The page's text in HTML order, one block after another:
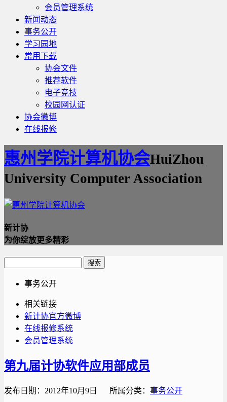
会员管理系统
新闻动态
事务公开
学习园地
常用下载
协会文件
推荐软件
电子竞技
校园网认证
协会微博
在线报修
惠州学院计算机协会HuiZhou
University Computer Association
新计协
为你绽放更多精彩
事务公开
相关链接
新计协官方微博
在线报修系统
会员管理系统
第九届计协软件应用部成员
发布日期：2012年10月9日 所属分类： 事务公开